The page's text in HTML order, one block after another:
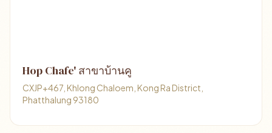
Hop Chafe' สาขาบ้านคู
CXJP+467, Khlong Chaloem, Kong Ra District,
Phatthalung 93180